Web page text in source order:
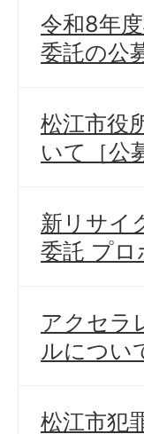
令和8年
委託の公
松江市役
いて［公
新リサイ
委託 プロ
アクセラ
ルについ
松江市犯